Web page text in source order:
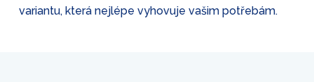
variantu, která nejlépe vyhovuje vašim potřebám.